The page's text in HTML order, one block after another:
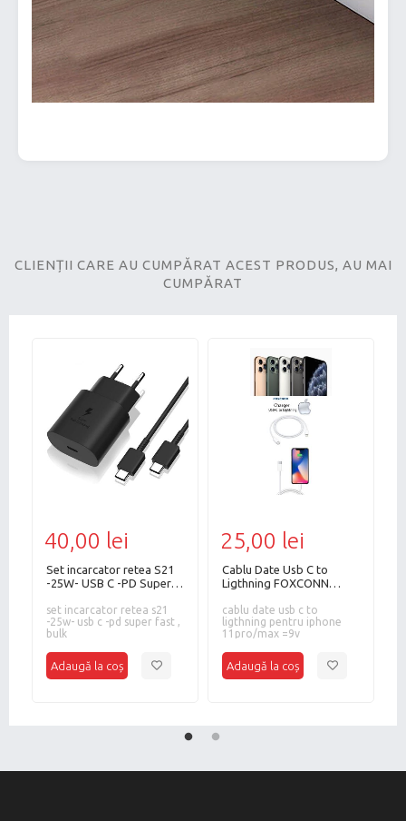
CLIENȚII CARE AU CUMPĂRAT ACEST PRODUS, AU MAI
CUMPĂRAT
a70/a80,usb
40,00 lei
Set incarcator retea S21
-25W- USB C -PD Super
set incarcator retea s21
-25w- usb c -pd super fast ,
bulk
25,00 lei
Cablu Date Usb C to
Ligthning FOXCONN
9V-Bulk
cablu date usb c to
ligthning pentru iphone
11pro/max =9v